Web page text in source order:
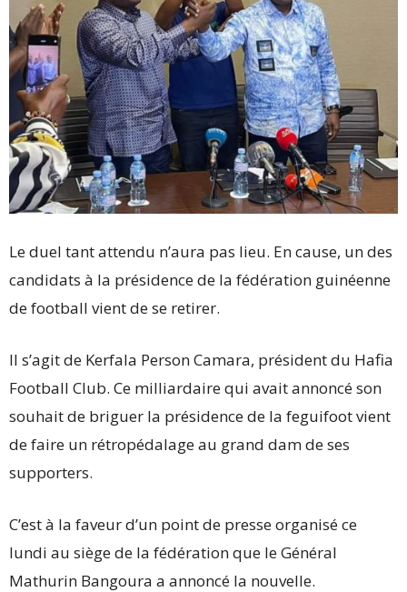
Le duel tant attendu n’aura pas lieu. En cause, un des
candidats à la présidence de la fédération guinéenne
de football vient de se retirer.
Il s’agit de Kerfala Person Camara, président du Hafia
Football Club. Ce milliardaire qui avait annoncé son
souhait de briguer la présidence de la feguifoot vient
de faire un rétropédalage au grand dam de ses
supporters.
C’est à la faveur d’un point de presse organisé ce
lundi au siège de la fédération que le Général
Mathurin Bangoura a annoncé la nouvelle.